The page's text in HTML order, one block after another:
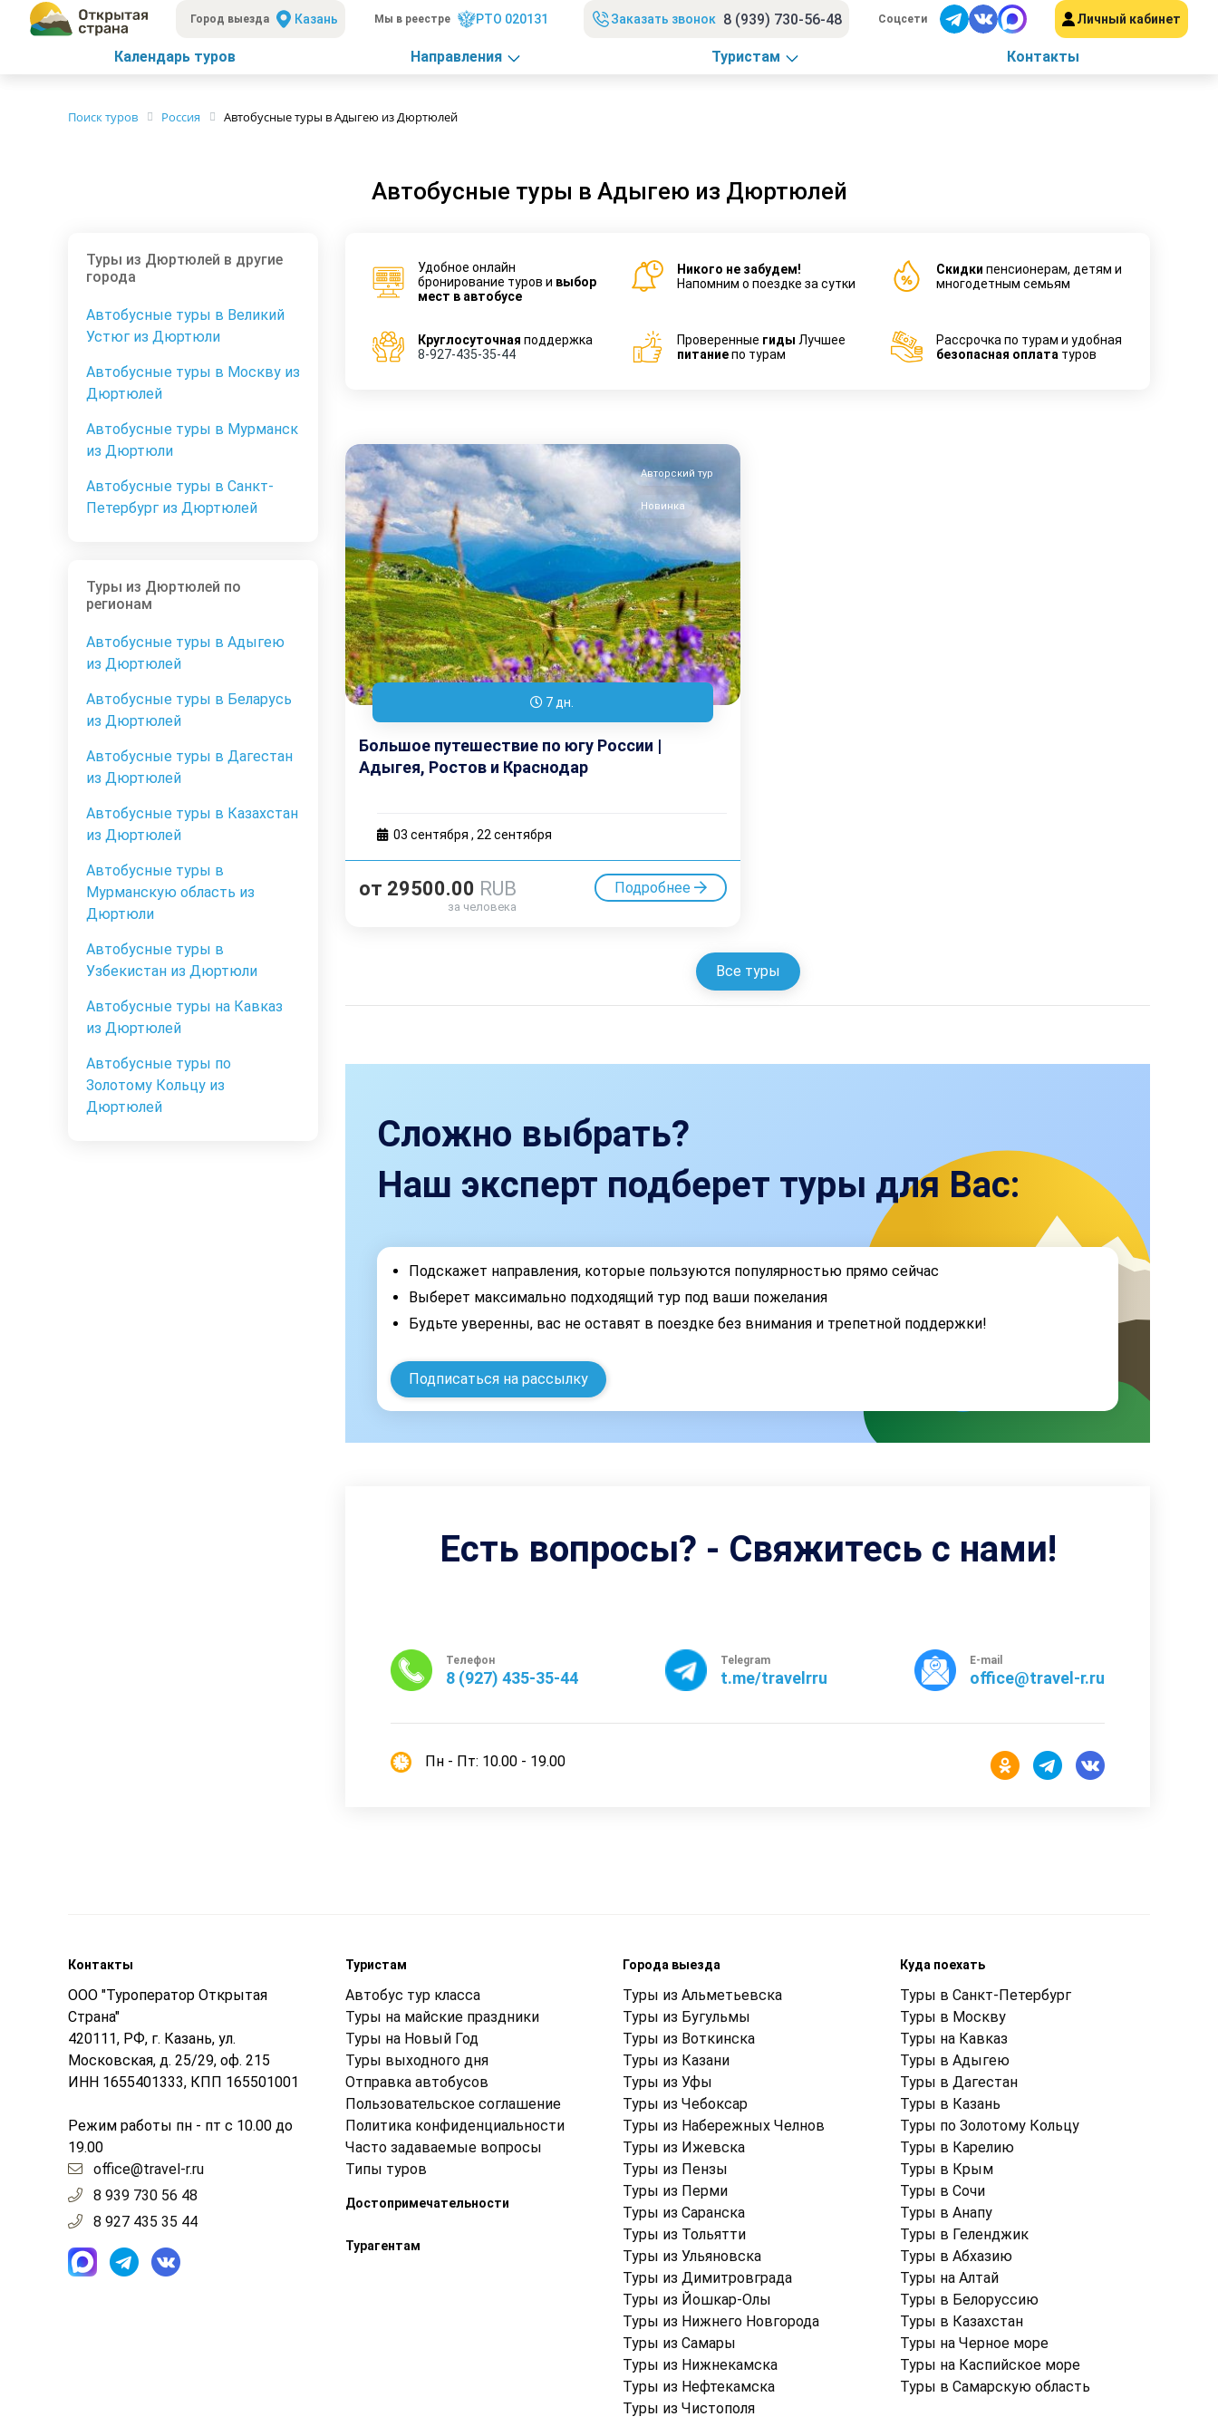
Город выезда Казань Мы в реестре РТО 020131 Заказать звонок 8 (939) 730-56-48 Соцсети Личный кабинет
Календарь туров Направления Туристам Контакты
Поиск туров Россия Автобусные туры в Адыгею из Дюртюлей
Автобусные туры в Адыгею из Дюртюлей
Туры из Дюртюлей в другие
города
Автобусные туры в Великий
Устюг из Дюртюли
Автобусные туры в Москву из
Дюртюлей
Автобусные туры в Мурманск
из Дюртюли
Автобусные туры в Санкт-
Петербург из Дюртюлей
Туры из Дюртюлей по
регионам
Автобусные туры в Адыгею
из Дюртюлей
Автобусные туры в Беларусь
из Дюртюлей
Автобусные туры в Дагестан
из Дюртюлей
Автобусные туры в Казахстан
из Дюртюлей
Автобусные туры в
Мурманскую область из
Дюртюли
Автобусные туры в
Узбекистан из Дюртюли
Автобусные туры на Кавказ
из Дюртюлей
Автобусные туры по
Золотому Кольцу из
Дюртюлей
Удобное онлайн
бронирование туров и выбор
мест в автобусе
Никого не забудем!
Напомним о поездке за сутки
Cкидки пенсионерам, детям и
многодетным семьям
Круглосуточная поддержка
8-927-435-35-44
Проверенные гиды Лучшее
питаниепо турам
Рассрочка по турам и удобная
безопасная оплата туров
Авторский тур
Новинка
7 дн.
Большое путешествие по югу России |
Адыгея, Ростов и Краснодар
03 cентября , 22 cентября
от 29500.00 RUB
за человека
Подробнее
Все туры
Сложно выбрать?
Наш эксперт подберет туры для Вас:
Подскажет направления, которые пользуются популярностью прямо сейчас
Выберет максимально подходящий тур под ваши пожелания
Будьте уверенны, вас не оставят в поездке без внимания и трепетной поддержки!
Подписаться на рассылку
Есть вопросы? - Свяжитесь с нами!
Телефон
8 (927) 435-35-44
Telegram
t.me/travelrru
E-mail
office@travel-r.ru
Пн - Пт: 10.00 - 19.00
Контакты
ООО "Туроператор Открытая
Страна"
420111, РФ, г. Казань, ул.
Московская, д. 25/29, оф. 215
ИНН 1655401333, КПП 165501001
Режим работы пн - пт с 10.00 до
19.00
office@travel-r.ru
8 939 730 56 48
8 927 435 35 44
Туристам
Автобус тур класса
Туры на майские праздники
Туры на Новый Год
Туры выходного дня
Отправка автобусов
Пользовательское соглашение
Политика конфиденциальности
Часто задаваемые вопросы
Типы туров
Достопримечательности
Турагентам
Города выезда
Туры из Альметьевска
Туры из Бугульмы
Туры из Воткинска
Туры из Казани
Туры из Уфы
Туры из Чебоксар
Туры из Набережных Челнов
Туры из Ижевска
Туры из Пензы
Туры из Перми
Туры из Саранска
Туры из Тольятти
Туры из Ульяновска
Туры из Димитровграда
Туры из Йошкар-Олы
Туры из Нижнего Новгорода
Туры из Самары
Туры из Нижнекамска
Туры из Нефтекамска
Туры из Чистополя
Куда поехать
Туры в Санкт-Петербург
Туры в Москву
Туры на Кавказ
Туры в Адыгею
Туры в Дагестан
Туры в Казань
Туры по Золотому Кольцу
Туры в Карелию
Туры в Крым
Туры в Cочи
Туры в Анапу
Туры в Геленджик
Туры в Абхазию
Туры на Алтай
Туры в Белоруссию
Туры в Казахстан
Туры на Черное море
Туры на Каспийское море
Туры в Самарскую область